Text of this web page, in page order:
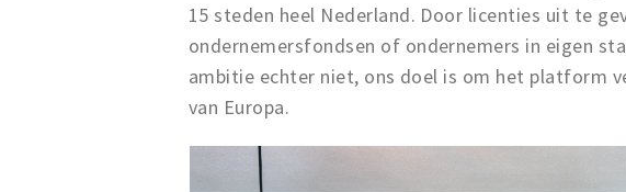
15 steden heel Nederland. Door licenties uit te
ondernemersfondsen of ondernemers in eigen
ambitie echter niet, ons doel is om het platform
van Europa.